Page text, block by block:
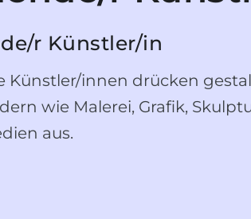
r Künstler/in
Künstler/innen drücken
wie Malerei, Grafik,
aus.